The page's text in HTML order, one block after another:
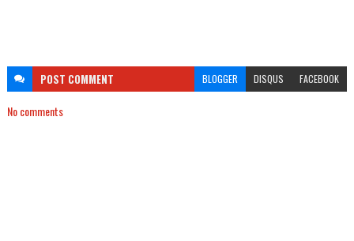
POST COMMENT BLOGGER DISQUS FACEBOOK
No comments